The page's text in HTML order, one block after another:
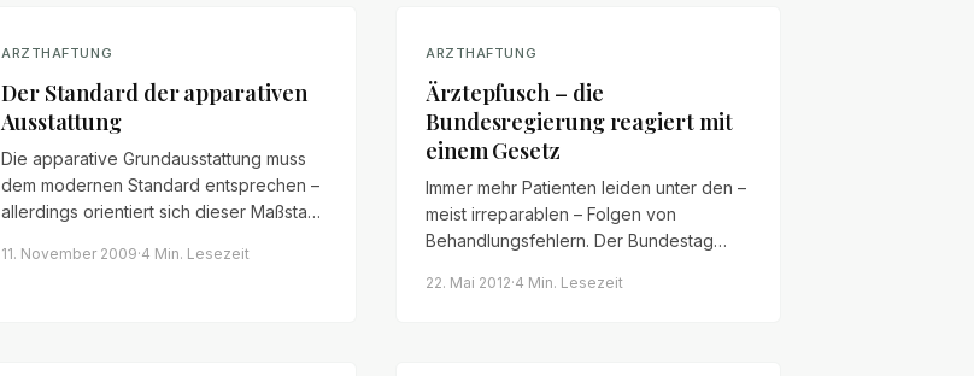
ARZTHAFTUNG
Der Standard der apparativen
Ausstattung
Die apparative Grundausstattung muss
dem modernen Standard entsprechen –
allerdings orientiert sich dieser Maßstab
über Anforderungen, Grenzen und das
11. November 2009·4 Min. Lesezeit
ARZTHAFTUNG
Ärztepfusch – die
Bundesregierung reagiert mit
einem Gesetz
Immer mehr Patienten leiden unter den –
meist irreparablen – Folgen von
Behandlungsfehlern. Der Bundestag
eines Gesetzes, das die Rechte der
22. Mai 2012·4 Min. Lesezeit